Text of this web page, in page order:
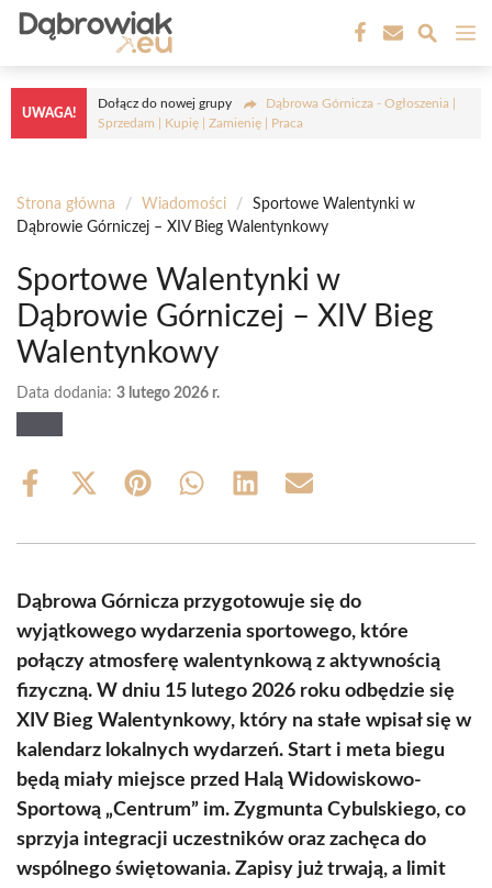
Przejdź
treści
UWAGA!
Dołącz do nowej grupy
Dąbrowa Górnicza - Ogłoszenia |
Sprzedam | Kupię | Zamienię | Praca
Strona główna / Wiadomości /
Sportowe Walentynki w
Dąbrowie Górniczej – XIV Bieg Walentynkowy
Sportowe Walentynki w
Dąbrowie Górniczej – XIV Bieg
Walentynkowy
Data dodania: 3 lutego 2026 r.
Share
Share
(Twitter)
Share Share Share Share
Dąbrowa Górnicza przygotowuje się do
wyjątkowego wydarzenia sportowego, które
połączy atmosferę walentynkową z aktywnością
fizyczną. W dniu 15 lutego 2026 roku odbędzie się
XIV Bieg Walentynkowy, który na stałe wpisał się w
kalendarz lokalnych wydarzeń. Start i meta biegu
będą miały miejsce przed Halą Widowiskowo-
Sportową „Centrum” im. Zygmunta Cybulskiego, co
sprzyja integracji uczestników oraz zachęca do
wspólnego świętowania. Zapisy już trwają, a limit